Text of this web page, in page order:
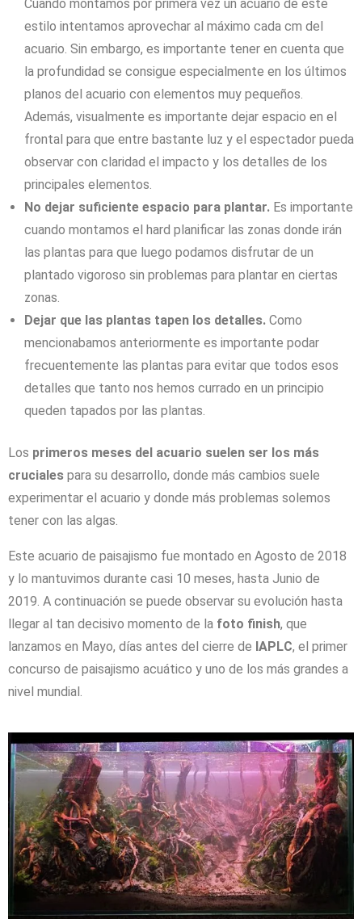
Cuando montamos por primera vez un acuario de este
estilo intentamos aprovechar al máximo cada cm del
acuario. Sin embargo, es importante tener en cuenta que
la profundidad se consigue especialmente en los últimos
planos del acuario con elementos muy pequeños.
Además, visualmente es importante dejar espacio en el
frontal para que entre bastante luz y el espectador pueda
observar con claridad el impacto y los detalles de los
principales elementos.
No dejar suficiente espacio para plantar. Es importante
cuando montamos el hard planificar las zonas donde irán
las plantas para que luego podamos disfrutar de un
plantado vigoroso sin problemas para plantar en ciertas
zonas.
Dejar que las plantas tapen los detalles. Como
mencionabamos anteriormente es importante podar
frecuentemente las plantas para evitar que todos esos
detalles que tanto nos hemos currado en un principio
queden tapados por las plantas.
Los primeros meses del acuario suelen ser los más
cruciales para su desarrollo, donde más cambios suele
experimentar el acuario y donde más problemas solemos
tener con las algas.
Este acuario de paisajismo fue montado en Agosto de 2018
y lo mantuvimos durante casi 10 meses, hasta Junio de
2019. A continuación se puede observar su evolución hasta
llegar al tan decisivo momento de la foto finish, que
lanzamos en Mayo, días antes del cierre de IAPLC, el primer
concurso de paisajismo acuático y uno de los más grandes a
nivel mundial.